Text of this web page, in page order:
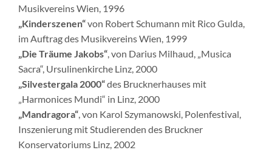
Musikvereins Wien, 1996
„Kinderszenen“von Robert Schumann mit Rico Gulda,
im Auftrag des Musikvereins Wien, 1999
„Die Träume Jakobs“, von Darius Milhaud, „Musica
Sacra“, Ursulinenkirche Linz, 2000
„Silvestergala 2000“des Brucknerhauses mit
„Harmonices Mundi“ in Linz, 2000
„Mandragora“, von Karol Szymanowski, Polenfestival,
Inszenierung mit Studierenden des Bruckner
Konservatoriums Linz, 2002